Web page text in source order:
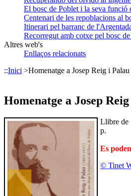
El bosc de Poblet i la seva funció
Centenari de les repoblacions al
Itinerari pel barranc de
Recorregut amb cotxe pel bosc
Altres web's
Enllaços relacionats
::Inici >Homenatge a Josep Reig i Palau
Homenatge a Josep
Llibre de
p.
Es
© Tinet